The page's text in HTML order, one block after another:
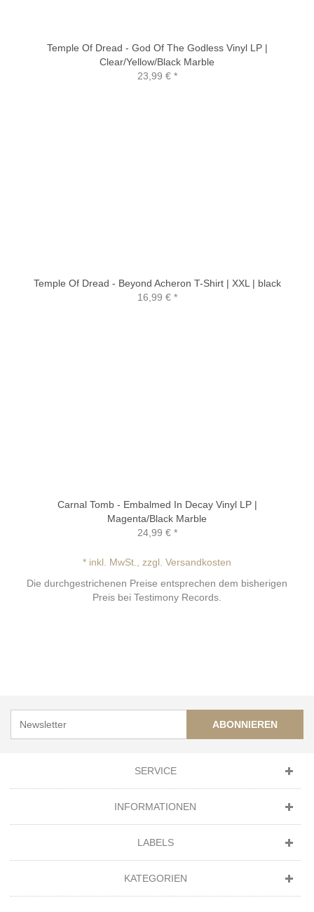
Temple Of Dread - God Of The Godless Vinyl LP |
Clear/Yellow/Black Marble
23,99 €*
Temple Of Dread - Beyond Acheron T-Shirt | XXL | black
16,99 €*
Carnal Tomb - Embalmed In Decay Vinyl LP |
Magenta/Black Marble
24,99 €*
* inkl. MwSt., zzgl. Versandkosten
Die durchgestrichenen Preise entsprechen dem bisherigen
Preis bei Testimony Records.
ABONNIEREN
SERVICE
INFORMATIONEN
LABELS
KATEGORIEN